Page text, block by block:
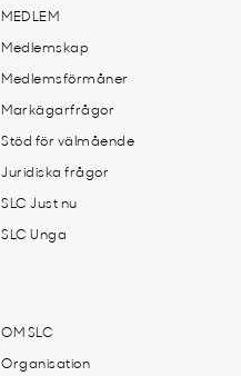
MEDLEM
Medlemskap
Medlemsförmåner
Markägarfrågor
Stöd för välmående
Juridiska frågor
SLC Just nu
SLC Unga
OM SLC
Organisation